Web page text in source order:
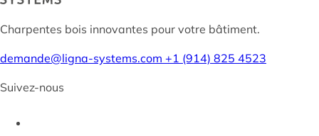
Charpentes bois innovantes pour votre bâtiment.
demande@ligna-systems.com +1 (914) 825 4523
Suivez-nous